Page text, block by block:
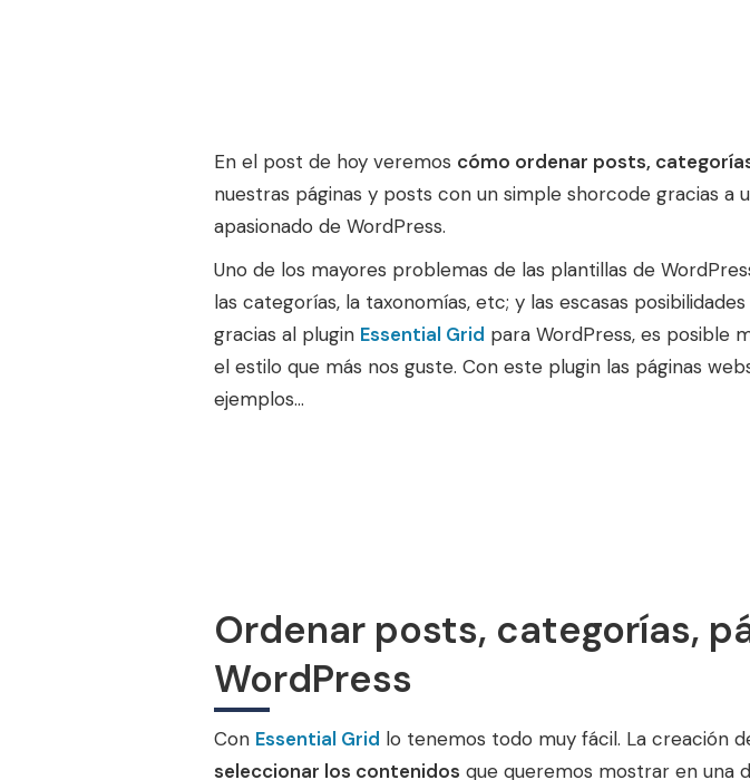
En el post de hoy veremos cómo ordenar posts,
nuestras páginas y posts con un simple shorcode gracias
apasionado de WordPress.
Uno de los mayores problemas de las plantillas de
las categorías, la taxonomías, etc; y las escasas
gracias al plugin Essential Grid para WordPress, es posible
el estilo que más nos guste. Con este plugin las páginas
ejemplos…
Ordenar posts, categorías,
WordPress
Con Essential Grid lo tenemos todo muy fácil. La creación
seleccionar los contenidos que queremos mostrar en una